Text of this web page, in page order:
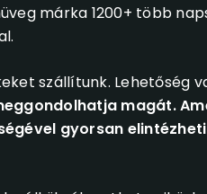
márka 1200+ több
szállítunk. Lehetőség
magát.
gyorsan